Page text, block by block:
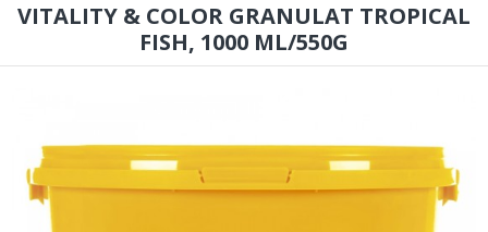
VITALITY & COLOR GRANULAT TROPICAL
FISH, 1000 ML/550G